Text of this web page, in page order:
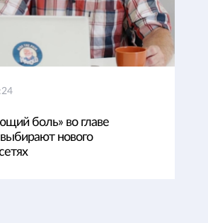
боль» во главе
нового